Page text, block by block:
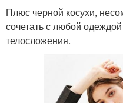
Плюс черной косухи,
сочетать с любой
телосложения.